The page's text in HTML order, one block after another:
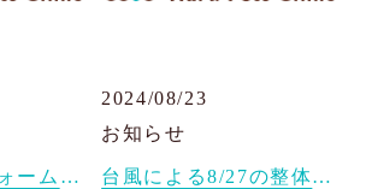
お問い合わせフォームの不具合に関して
2024/08/23
お知らせ
台風による8/27の整体の日程変更と臨時休診